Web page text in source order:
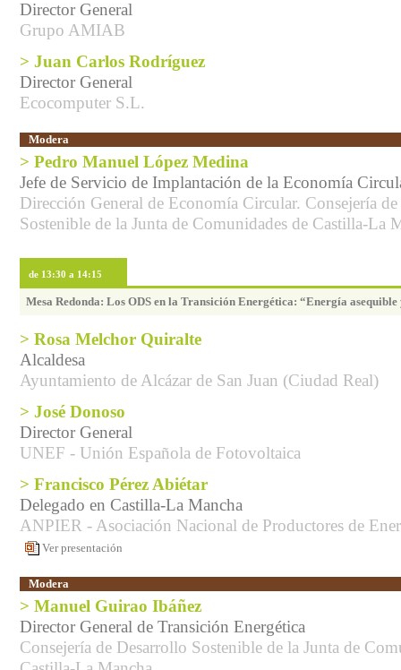
Director General
Grupo AMIAB
> Juan Carlos Rodríguez
Director General
Ecocomputer S.L.
Modera
> Pedro Manuel López Medina
Jefe de Servicio de Implantación de la Economía
Dirección General de Economía Circular. Consejería
Sostenible de la Junta de Comunidades de Castilla-La
de 13:30 a 14:15
Mesa Redonda: Los ODS en la Transición Energética: “Energía
> Rosa Melchor Quiralte
Alcaldesa
Ayuntamiento de Alcázar de San Juan (Ciudad Real)
> José Donoso
Director General
UNEF - Unión Española de Fotovoltaica
> Francisco Pérez Abiétar
Delegado en Castilla-La Mancha
ANPIER - Asociación Nacional de Productores de
Ver presentación
Modera
> Manuel Guirao Ibáñez
Director General de Transición Energética
Consejería de Desarrollo Sostenible de la Junta de